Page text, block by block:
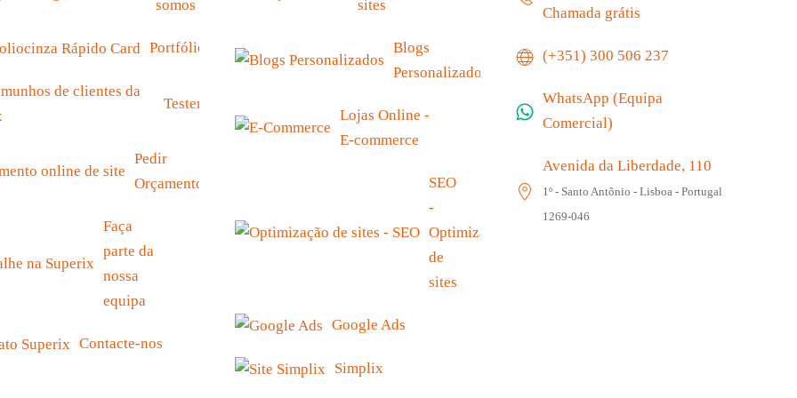
somos
Portfólio
Testemunhos
Pedir
Orçamento
Faça
parte da
nossa
equipa
Contacte-nos
sites
Blogs
Personalizados
Lojas Online -
E-commerce
SEO
-
Optimização
de
sites
Google Ads
Simplix
Chamada grátis
(+351) 300 506 237
WhatsApp (Equipa
Comercial)
Avenida da Liberdade, 110
1º - Santo Antônio - Lisboa - Portugal
1269-046